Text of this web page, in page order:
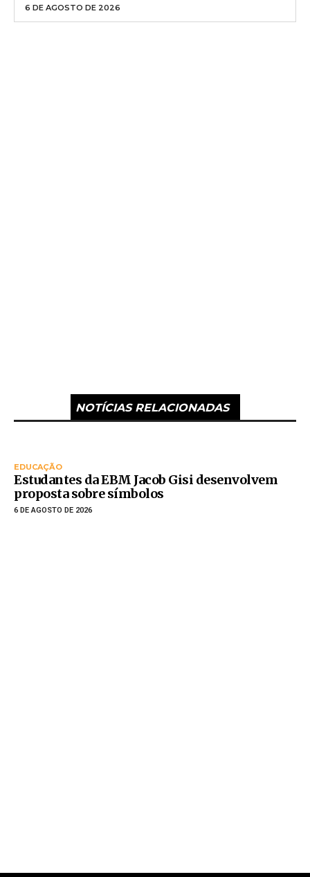
6 DE AGOSTO DE 2026
NOTÍCIAS RELACIONADAS
EDUCAÇÃO
Estudantes da EBM Jacob Gisi desenvolvem
proposta sobre símbolos
6 DE AGOSTO DE 2026